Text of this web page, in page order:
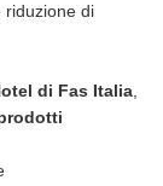
riduzione di
di Fas Italia,